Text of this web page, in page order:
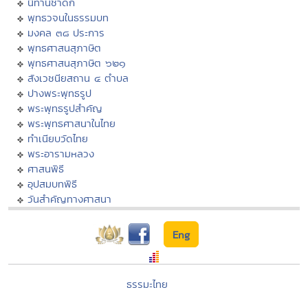
พุทธวจนในธรรมบท
มงคล ๓๘ ประการ
พุทธศาสนสุภาษิต
พุทธศาสนสุภาษิต ๖๒๑
สังเวชนียสถาน ๔ ตำบล
ปางพระพุทธรูป
พระพุทธรูปสำคัญ
พระพุทธศาสนาในไทย
ทำเนียบวัดไทย
พระอารามหลวง
ศาสนพิธี
อุปสมบทพิธี
วันสำคัญทางศาสนา
Eng
ธรรมะไทย